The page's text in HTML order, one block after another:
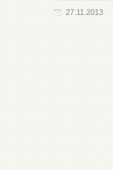
27.11.2013